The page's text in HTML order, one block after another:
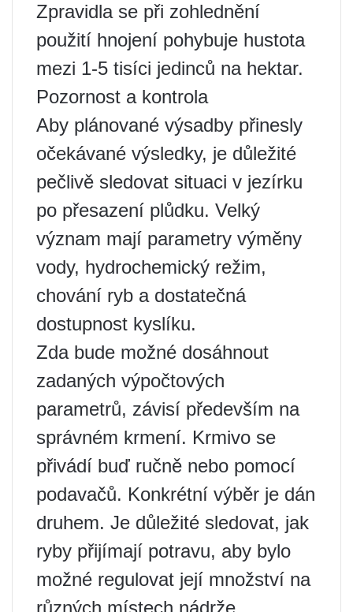
Zpravidla se při zohlednění
použití hnojení pohybuje hustota
mezi 1-5 tisíci jedinců na hektar.
Pozornost a kontrola
Aby plánované výsadby přinesly
očekávané výsledky, je důležité
pečlivě sledovat situaci v jezírku
po přesazení plůdku. Velký
význam mají parametry výměny
vody, hydrochemický režim,
chování ryb a dostatečná
dostupnost kyslíku.
Zda bude možné dosáhnout
zadaných výpočtových
parametrů, závisí především na
správném krmení. Krmivo se
přivádí buď ručně nebo pomocí
podavačů. Konkrétní výběr je dán
druhem. Je důležité sledovat, jak
ryby přijímají potravu, aby bylo
možné regulovat její množství na
různých místech nádrže.